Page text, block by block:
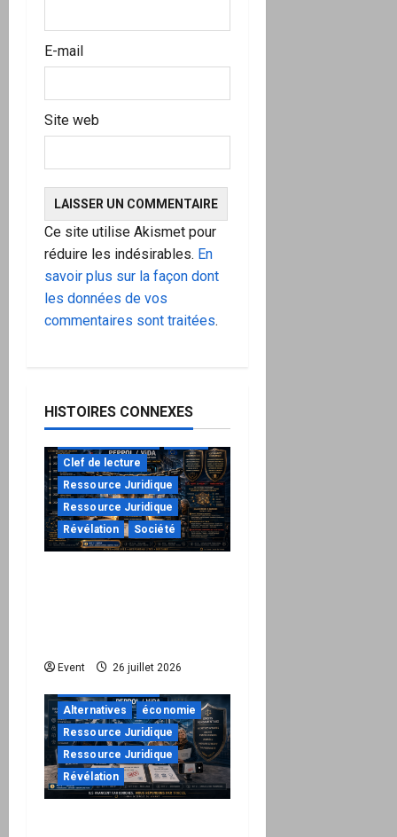
E-mail
Site web
Ce site utilise Akismet pour
réduire les indésirables. En
savoir plus sur la façon dont
les données de vos
commentaires sont traitées.
HISTOIRES CONNEXES
Clef de lecture
Ressource Juridique
Ressource Juridique
Révélation
Société
Event 26 juillet 2026
"URGENT"
Alternatives
économie
Ressource Juridique
Ressource Juridique
Révélation